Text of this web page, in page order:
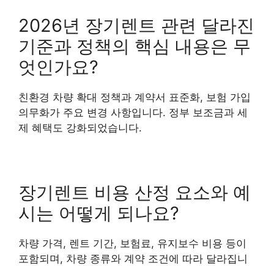
2026년 장기렌트 관련 달라진
기준과 정책의 핵심 내용은 무
엇인가요?
친환경 차량 확대 정책과 계약서 표준화, 보험 가입
의무화가 주요 변경 사항입니다. 정부 보조금과 세
제 혜택도 강화되었습니다.
장기렌트 비용 산정 요소와 예
시는 어떻게 되나요?
차량 가격, 렌트 기간, 보험료, 유지보수 비용 등이
포함되며, 차량 종류와 계약 조건에 따라 달라집니